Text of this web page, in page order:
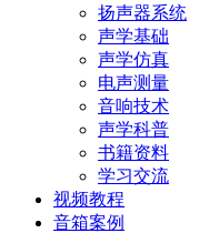
扬声器系统
声学基础
声学仿真
电声测量
音响技术
声学科普
书籍资料
学习交流
视频教程
音箱案例